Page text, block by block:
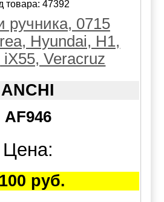
товара: 47392
ручника, 0715
Hyundai, H1,
iX55, Veracruz
ANCHI
AF946
Цена:
руб.